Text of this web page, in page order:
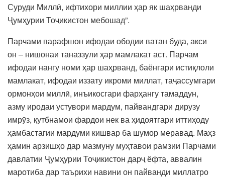
Суруди Миллӣ, ифтихори миллии ҳар як шаҳрванди
Ҷумҳурии Тоҷикистон мебошад”.
Парчами парафшон ифодаи ободии ватан буда, акси
он – нишонаи таназзули ҳар мамлакат аст. Парчам
ифодаи нангу номи ҳар шаҳрванд, баёнгари истиқлоли
мамлакат, ифодаи иззату икроми миллат, таҷассумгари
ормонҳои миллӣ, инъикосгари фарҳангу тамаддун,
азму иродаи устувори мардум, пайвандгари дирузу
имрӯз, қутбнамои фардои нек ва ҳидоятгари иттиҳоду
ҳамбастагии мардуми кишвар ба шумор меравад. Маҳз
ҳамин арзишҳо дар мазмуну муҳтавои рамзии Парчами
давлатии Ҷумҳурии Тоҷикистон дарҷ ёфта, аввалин
маротиба дар таърихи навини он пайванди миллатро